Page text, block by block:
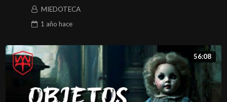
MIEDOTECA
1 año hace
56:08